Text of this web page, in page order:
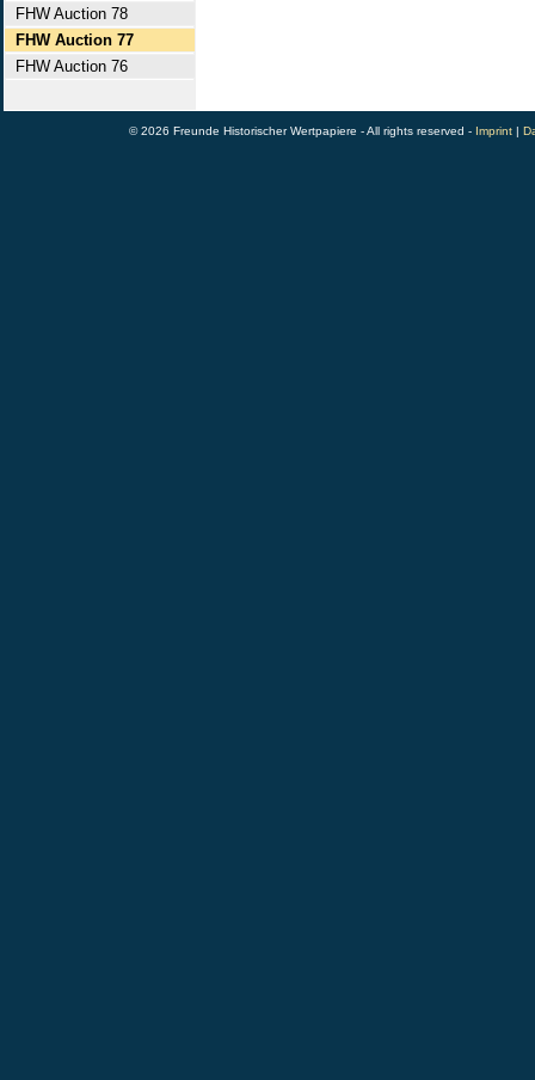
FHW Auction 78
FHW Auction 77
FHW Auction 76
© 2026 Freunde Historischer Wertpapiere - All rights reserved - Imprint |